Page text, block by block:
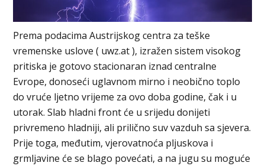
Prema podacima Austrijskog centra za teške
vremenske uslove ( uwz.at ), izražen sistem visokog
pritiska je gotovo stacionaran iznad centralne
Evrope, donoseći uglavnom mirno i neobično toplo
do vruće ljetno vrijeme za ovo doba godine, čak i u
utorak. Slab hladni front će u srijedu donijeti
privremeno hladniji, ali prilično suv vazduh sa sjevera.
Prije toga, međutim, vjerovatnoća pljuskova i
grmljavine će se blago povećati, a na jugu su moguće